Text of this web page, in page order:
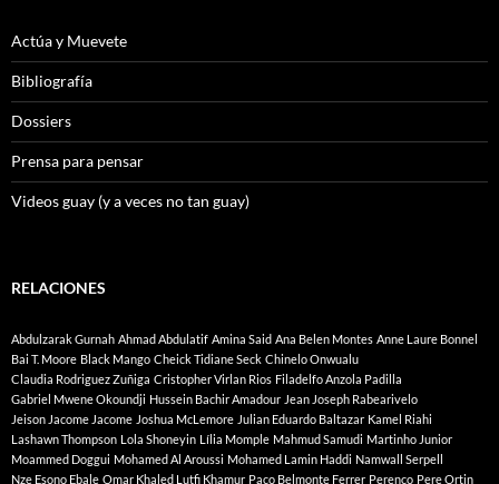
Actúa y Muevete
Bibliografía
Dossiers
Prensa para pensar
Videos guay (y a veces no tan guay)
RELACIONES
Abdulzarak Gurnah Ahmad Abdulatif Amina Said Ana Belen Montes Anne Laure Bonnel
Bai T. Moore Black Mango Cheick Tidiane Seck Chinelo Onwualu
Claudia Rodriguez Zuñiga Cristopher Virlan Rios Filadelfo Anzola Padilla
Gabriel Mwene Okoundji Hussein Bachir Amadour Jean Joseph Rabearivelo
Jeison Jacome Jacome Joshua McLemore Julian Eduardo Baltazar Kamel Riahi
Lashawn Thompson Lola Shoneyin Lília Momple Mahmud Samudi Martinho Junior
Moammed Doggui Mohamed Al Aroussi Mohamed Lamin Haddi Namwall Serpell
Nze Esono Ebale Omar Khaled Lutfi Khamur Paco Belmonte Ferrer Perenco Pere Ortin